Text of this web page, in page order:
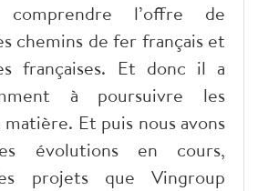
l’offre de
chemins de fer français et
françaises. Et donc il a
à poursuivre les
matière. Et puis nous avons
évolutions en cours,
projets que Vingroup